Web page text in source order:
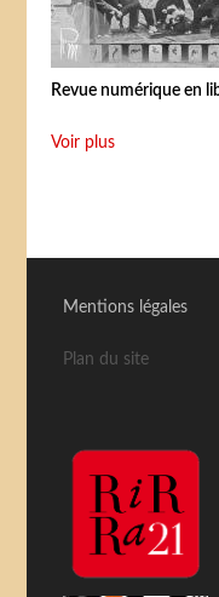
Revue numérique en
Voir plus
Mentions légales
Plan du site